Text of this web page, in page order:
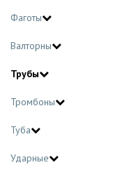
Фаготы
Валторны
Трубы
Тромбоны
Туба
Ударные